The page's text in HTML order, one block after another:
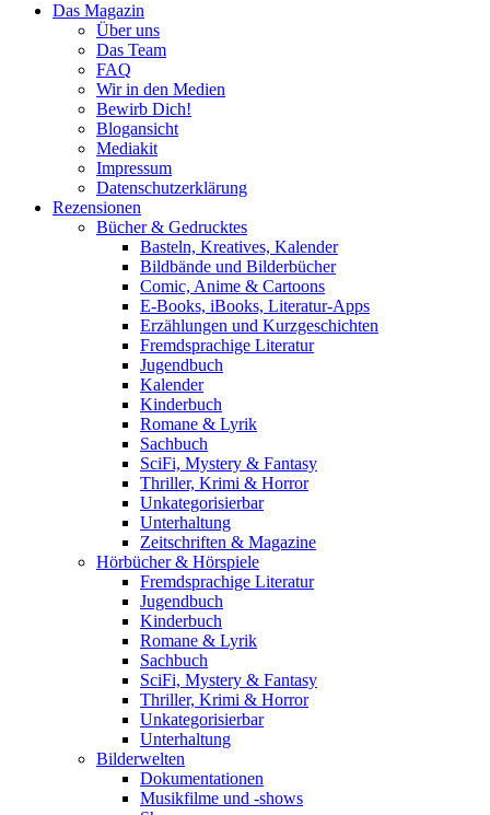
Das Magazin
Über uns
Das Team
FAQ
Wir in den Medien
Bewirb Dich!
Blogansicht
Mediakit
Impressum
Datenschutzerklärung
Rezensionen
Bücher & Gedrucktes
Basteln, Kreatives, Kalender
Bildbände und Bilderbücher
Comic, Anime & Cartoons
E-Books, iBooks, Literatur-Apps
Erzählungen und Kurzgeschichten
Fremdsprachige Literatur
Jugendbuch
Kalender
Kinderbuch
Romane & Lyrik
Sachbuch
SciFi, Mystery & Fantasy
Thriller, Krimi & Horror
Unkategorisierbar
Unterhaltung
Zeitschriften & Magazine
Hörbücher & Hörspiele
Fremdsprachige Literatur
Jugendbuch
Kinderbuch
Romane & Lyrik
Sachbuch
SciFi, Mystery & Fantasy
Thriller, Krimi & Horror
Unkategorisierbar
Unterhaltung
Bilderwelten
Dokumentationen
Musikfilme und -shows